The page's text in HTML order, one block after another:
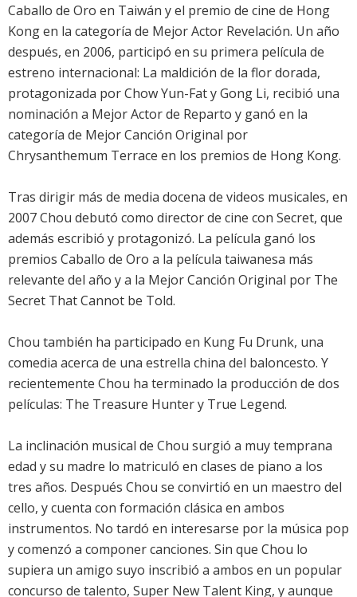
Caballo de Oro en Taiwán y el premio de cine de Hong
Kong en la categoría de Mejor Actor Revelación. Un año
después, en 2006, participó en su primera película de
estreno internacional: La maldición de la flor dorada,
protagonizada por Chow Yun-Fat y Gong Li, recibió una
nominación a Mejor Actor de Reparto y ganó en la
categoría de Mejor Canción Original por
Chrysanthemum Terrace en los premios de Hong Kong.
Tras dirigir más de media docena de videos musicales, en
2007 Chou debutó como director de cine con Secret, que
además escribió y protagonizó. La película ganó los
premios Caballo de Oro a la película taiwanesa más
relevante del año y a la Mejor Canción Original por The
Secret That Cannot be Told.
Chou también ha participado en Kung Fu Drunk, una
comedia acerca de una estrella china del baloncesto. Y
recientemente Chou ha terminado la producción de dos
películas: The Treasure Hunter y True Legend.
La inclinación musical de Chou surgió a muy temprana
edad y su madre lo matriculó en clases de piano a los
tres años. Después Chou se convirtió en un maestro del
cello, y cuenta con formación clásica en ambos
instrumentos. No tardó en interesarse por la música pop
y comenzó a componer canciones. Sin que Chou lo
supiera un amigo suyo inscribió a ambos en un popular
concurso de talento, Super New Talent King, y aunque